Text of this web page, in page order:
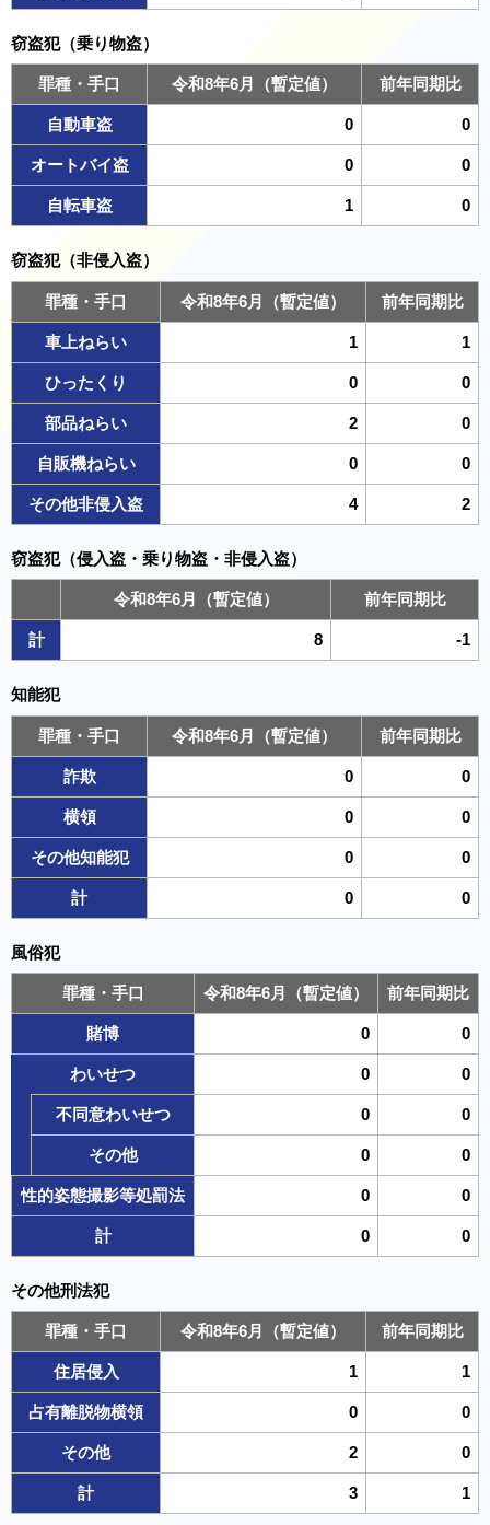
窃盗犯（乗り物盗）
罪種・手口 令和8年6月（暫定値） 前年同期比
自動車盗 0 0
オートバイ盗 0 0
自転車盗 1 0
窃盗犯（非侵入盗）
罪種・手口 令和8年6月（暫定値） 前年同期比
車上ねらい 1 1
ひったくり 0 0
部品ねらい 2 0
自販機ねらい 0 0
その他非侵入盗 4 2
窃盗犯（侵入盗・乗り物盗・非侵入盗）
令和8年6月（暫定値） 前年同期比
計 8 -1
知能犯
罪種・手口 令和8年6月（暫定値） 前年同期比
詐欺 0 0
横領 0 0
その他知能犯 0 0
計 0 0
風俗犯
罪種・手口 令和8年6月（暫定値） 前年同期比
賭博 0 0
わいせつ 0 0
不同意わいせつ 0 0
その他 0 0
性的姿態撮影等処罰法 0 0
計 0 0
その他刑法犯
罪種・手口 令和8年6月（暫定値） 前年同期比
住居侵入 1 1
占有離脱物横領 0 0
その他 2 0
計 3 1